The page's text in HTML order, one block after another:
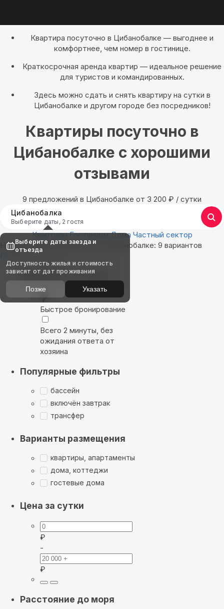
Квартира посуточно в Цибанобалке — выгоднее и
комфортнее, чем номер в гостинице.
Краткосрочная аренда квартир — идеальное решение
для туристов и командированных.
Здесь можно сдать и снять квартиру на сутки в
Цибанобалке и другом городе без посредников!
Квартиры посуточно в
Цибанобалке с хорошими
отзывами
9 предложений в Цибанобалке oт 3 200 ₽ / сутки
Цибанобалка
Выберите даты, 2 гостя
Квартиры Гостиницы Дома Частный сектор
Найдём, где остановиться в Цибанобалке: 9 вариантов
Показать на карте
Выбирайте лучшее
Быстрое бронирование
Всего 2 минуты, без
ожидания ответа от
хозяина
Популярные фильтры
бассейн
включён завтрак
трансфер
Варианты размещения
квартиры, апартаменты
дома, коттеджи
гостевые дома
Цена за сутки
₽
-
₽
Расстояние до моря
Выберите даты заезда и
отъезда
Доступность жилья и стоимость
зависят от дат проживания
Позже Указать